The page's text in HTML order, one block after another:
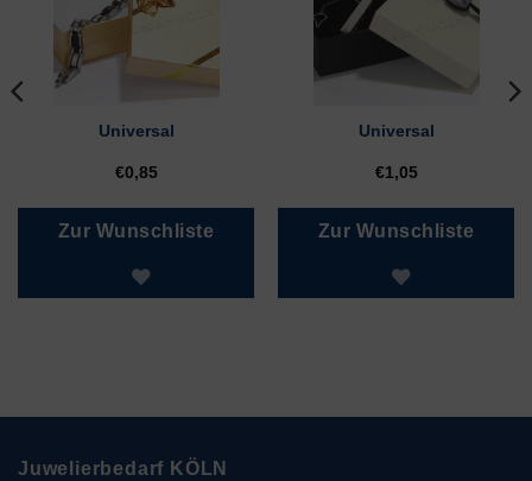
Universal
€0,85
Zur Wunschliste
Universal
€1,05
Zur Wunschliste
Juwelierbedarf KÖLN